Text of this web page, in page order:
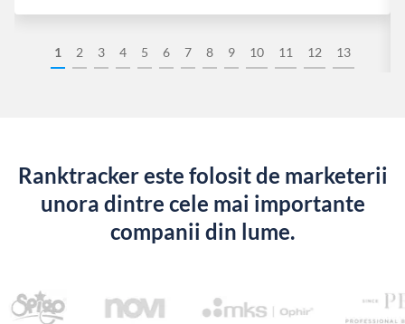
1 2 3 4 5 6 7 8 9 10 11 12 13
Ranktracker este folosit de marketerii
unora dintre cele mai importante
companii din lume.